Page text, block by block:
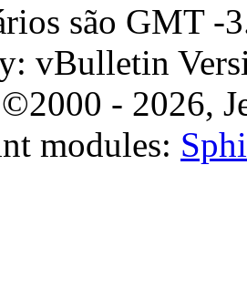
são GMT -
vBulletin
- 2026,
modules: